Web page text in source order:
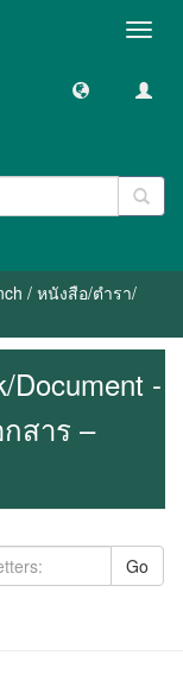
/ หนังสือ/ตำรา/
Document -
สาร –
Go